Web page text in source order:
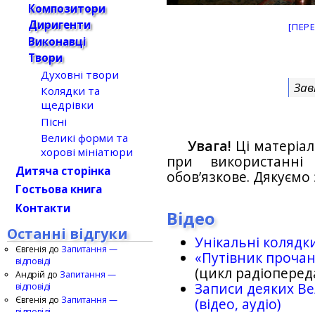
Увага! Ці
при
обов’язкове.
Відео
Унікальні
«Путівник
(цикл
Записи деяких
(відео, аудіо)
Композитори
Диригенти
Виконавці
Твори
Духовні твори
Колядки та
щедрівки
Пісні
Великі форми та
хорові мініатюри
Дитяча сторінка
Гостьова книга
Контакти
Останні відгуки
Євгенія до Запитання —
відповіді
Андрій до Запитання —
відповіді
Євгенія до Запитання —